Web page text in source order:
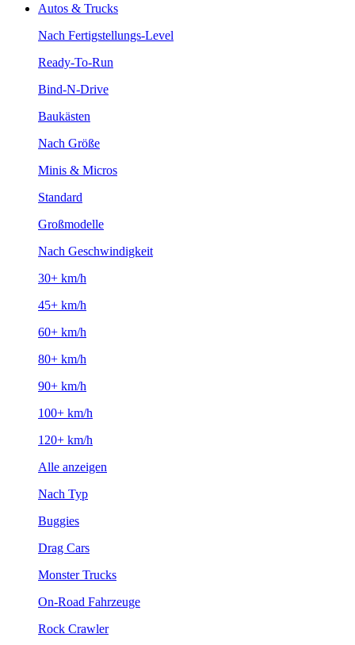
Autos & Trucks
Nach Fertigstellungs-Level
Ready-To-Run
Bind-N-Drive
Baukästen
Nach Größe
Minis & Micros
Standard
Großmodelle
Nach Geschwindigkeit
30+ km/h
45+ km/h
60+ km/h
80+ km/h
90+ km/h
100+ km/h
120+ km/h
Alle anzeigen
Nach Typ
Buggies
Drag Cars
Monster Trucks
On-Road Fahrzeuge
Rock Crawler